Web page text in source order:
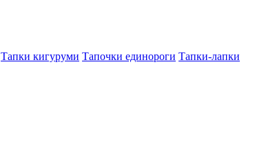
Тапки кигуруми Тапочки единороги Тапки-лапки